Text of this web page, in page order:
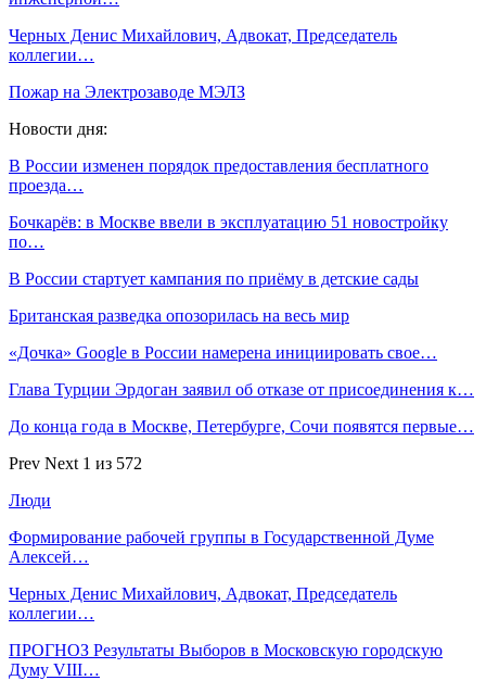
Черных Денис Михайлович, Адвокат, Председатель
коллегии…
Пожар на Электрозаводе МЭЛЗ
Новости дня:
В России изменен порядок предоставления бесплатного
проезда…
Бочкарёв: в Москве ввели в эксплуатацию 51 новостройку
по…
В России стартует кампания по приёму в детские сады
Британская разведка опозорилась на весь мир
«Дочка» Google в России намерена инициировать свое…
Глава Турции Эрдоган заявил об отказе от присоединения к…
До конца года в Москве, Петербурге, Сочи появятся первые…
Prev Next 1 из 572
Люди
Формирование рабочей группы в Государственной Думе
Алексей…
Черных Денис Михайлович, Адвокат, Председатель
коллегии…
ПРОГНОЗ Результаты Выборов в Московскую городскую
Думу VIII…